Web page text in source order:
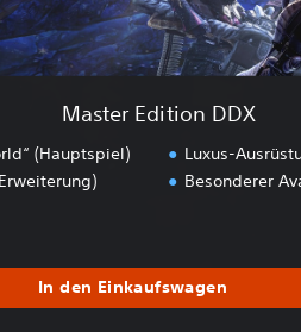
Master Edition DDX
(Hauptspiel)
Luxus-
Besonderer
In den Einkaufswagen